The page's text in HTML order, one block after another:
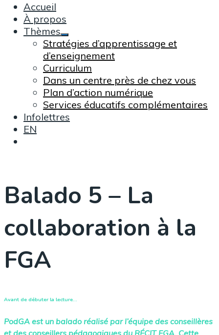
Accueil
À propos
Thèmes
Stratégies d’apprentissage et
d’enseignement
Curriculum
Dans un centre près de chez vous
Plan d’action numérique
Services éducatifs complémentaires
Infolettres
EN
Balado 5 – La
collaboration à la
FGA
Avant de débuter la lecture…
PodGA est un balado réalisé par l’équipe des conseillères
et des conseillers pédagogiques du RÉCIT FGA. Cette